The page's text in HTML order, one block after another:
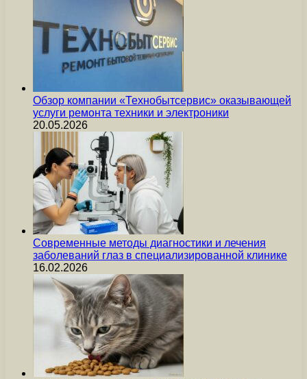
Обзор компании «Технобытсервис» оказывающей
услуги ремонта техники и электроники
20.05.2026
Современные методы диагностики и лечения
заболеваний глаз в специализированной клинике
16.02.2026